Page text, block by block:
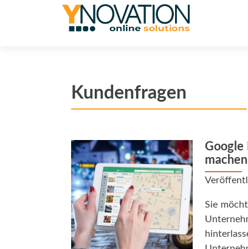
Kundenfragen
Google
machen
Sie